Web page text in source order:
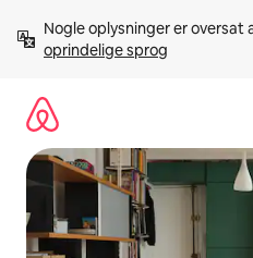
videre
Nogle oplysninger er oversat
oprindelige sprog